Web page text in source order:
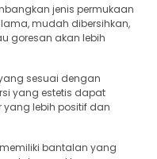
jenis permukaan
mudah dibersihkan,
goresan akan lebih
sesuai dengan
yang estetis dapat
lebih positif dan
bantalan yang